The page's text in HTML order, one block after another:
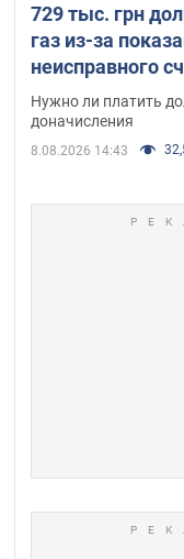
729 тыс. грн
газ из-за
неисправного
судья вынес
неожиданное
Нужно ли платить
доначисления
8.08.2026 14:43